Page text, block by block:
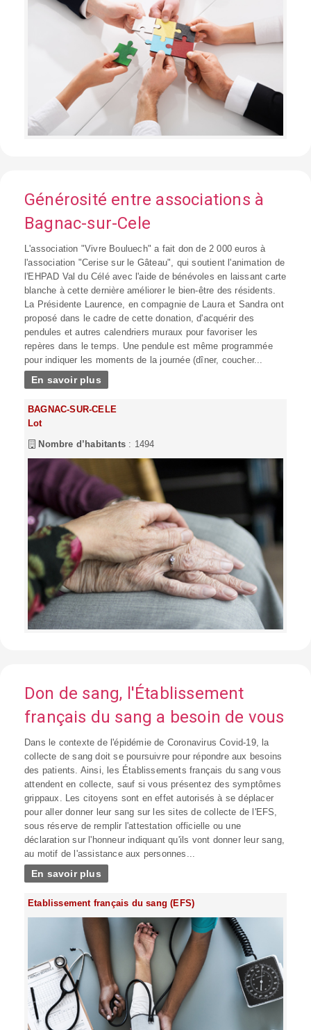
Générosité entre associations à
Bagnac-sur-Cele
L'association "Vivre Bouluech" a fait don de 2 000 euros à
l'association "Cerise sur le Gâteau", qui soutient l'animation de
l'EHPAD Val du Célé avec l'aide de bénévoles en laissant carte
blanche à cette dernière améliorer le bien-être des résidents.
La Présidente Laurence, en compagnie de Laura et Sandra ont
proposé dans le cadre de cette donation, d'acquérir des
pendules et autres calendriers muraux pour favoriser les
repères dans le temps. Une pendule est même programmée
pour indiquer les moments de la journée (dîner, coucher...
En savoir plus
BAGNAC-SUR-CELE
Lot
Nombre d’habitants : 1494
Don de sang, l'Établissement
français du sang a besoin de vous
Dans le contexte de l'épidémie de Coronavirus Covid-19, la
collecte de sang doit se poursuivre pour répondre aux besoins
des patients. Ainsi, les Établissements français du sang vous
attendent en collecte, sauf si vous présentez des symptômes
grippaux. Les citoyens sont en effet autorisés à se déplacer
pour aller donner leur sang sur les sites de collecte de l'EFS,
sous réserve de remplir l'attestation officielle ou une
déclaration sur l'honneur indiquant qu'ils vont donner leur sang,
au motif de l'assistance aux personnes...
En savoir plus
Etablissement français du sang (EFS)